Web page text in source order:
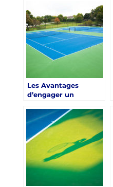
Nice ?
Les Avantages
d’engager un
Nice pour un Terrain
de Tennis